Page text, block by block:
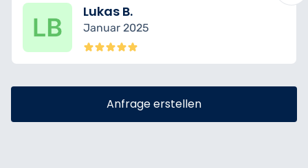
Lukas B.
Januar 2025
Anfrage erstellen